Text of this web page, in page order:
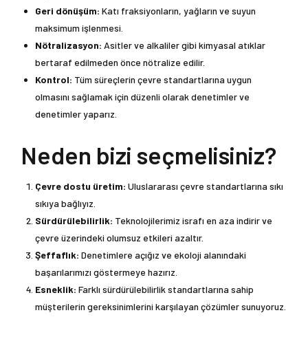
Geri dönüşüm: Katı fraksiyonların, yağların ve suyun
maksimum işlenmesi.
Nötralizasyon: Asitler ve alkaliler gibi kimyasal atıklar
bertaraf edilmeden önce nötralize edilir.
Kontrol: Tüm süreçlerin çevre standartlarına uygun
olmasını sağlamak için düzenli olarak denetimler ve
denetimler yaparız.
Neden bizi seçmelisiniz?
Çevre dostu üretim: Uluslararası çevre standartlarına sıkı
sıkıya bağlıyız.
Sürdürülebilirlik: Teknolojilerimiz israfı en aza indirir ve
çevre üzerindeki olumsuz etkileri azaltır.
Şeffaflık: Denetimlere açığız ve ekoloji alanındaki
başarılarımızı göstermeye hazırız.
Esneklik: Farklı sürdürülebilirlik standartlarına sahip
müşterilerin gereksinimlerini karşılayan çözümler sunuyoruz.